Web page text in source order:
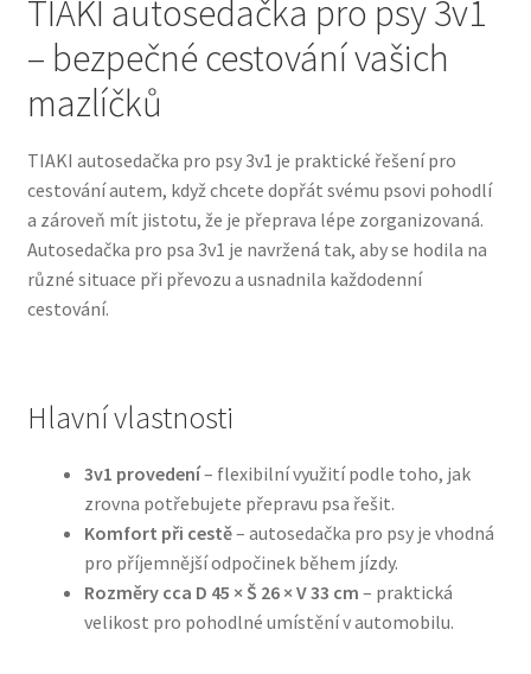
Vše pro psy — Krmivo, doplňky, vybavení
Boudy a výběhy
Brit pro psy
Granule pro psy
Natural Trainer pro psy — Italské krmivo s
Happy Dog — Německá kvalita a přirozené složení
Hill’s pro psy
Hračky pro psy
Konzervy a kapsičky pro psy
TIAKI autosedačka pro psy 3v1
– bezpečné cestování vašich
mazlíčků
TIAKI autosedačka pro psy 3v1 je praktické řešení pro
cestování autem, když chcete dopřát svému psovi pohodlí
a zároveň mít jistotu, že je přeprava lépe zorganizovaná.
Autosedačka pro psa 3v1 je navržená tak, aby se hodila na
různé situace při převozu a usnadnila každodenní
cestování.
Hlavní vlastnosti
3v1 provedení– flexibilní využití podle toho, jak
zrovna potřebujete přepravu psa řešit.
Komfort při cestě– autosedačka pro psy je vhodná
pro příjemnější odpočinek během jízdy.
Rozměry cca D 45 × Š 26 × V 33 cm – praktická
velikost pro pohodlné umístění v automobilu.